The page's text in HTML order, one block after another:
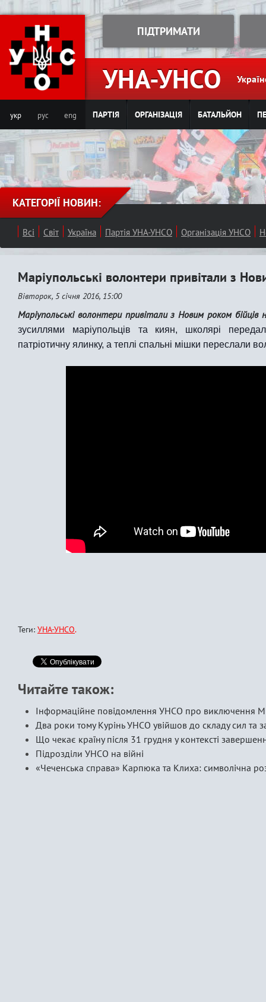
Jump to navigation
УНА-УНСО
ПІДТРИМАТИ
укр рус eng ПАРТІЯ ОРГАНІЗАЦІЯ БАТАЛЬЙОН
КАТЕГОРІЇ НОВИН:
Всі Світ Україна Партія УНА-УНСО Організація УНСО
Маріупольські волонтери привітали з
Вівторок, 5 січня 2016, 15:00
Маріупольські волонтери привітали з Новим роком бійців
зусиллями маріупольців та киян, школярі
патріотичну ялинку, а теплі спальні мішки переслали
Теги: УНА-УНСО
Читайте також:
Інформаційне повідомлення УНСО про виключення
Два роки тому Курінь УНСО увійшов до складу сил та
Що чекає країну після 31 грудня у контексті
Підрозділи УНСО на війні
«Чеченська справа» Карпюка та Клиха: символічна